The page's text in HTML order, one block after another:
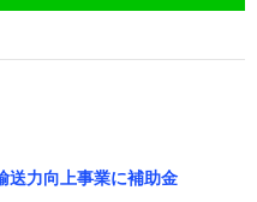
送力向上事業に補助金